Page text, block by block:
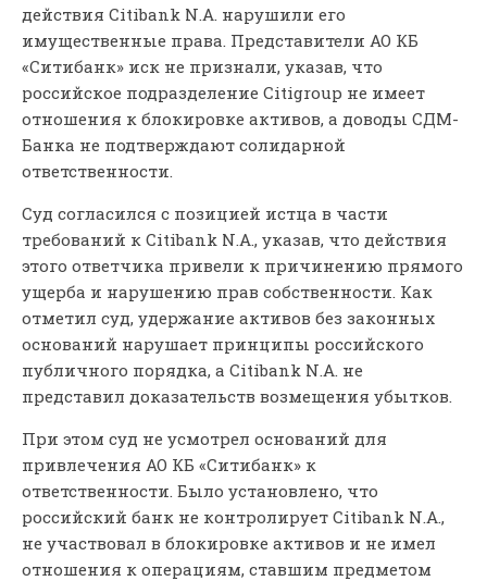
действия Citibank N.A. нарушили его
имущественные права. Представители АО КБ
«Ситибанк» иск не признали, указав, что
российское подразделение Citigroup не имеет
отношения к блокировке активов, а доводы СДМ-
Банка не подтверждают солидарной
ответственности.
Суд согласился с позицией истца в части
требований к Citibank N.A., указав, что действия
этого ответчика привели к причинению прямого
ущерба и нарушению прав собственности. Как
отметил суд, удержание активов без законных
оснований нарушает принципы российского
публичного порядка, а Citibank N.A. не
представил доказательств возмещения убытков.
При этом суд не усмотрел оснований для
привлечения АО КБ «Ситибанк» к
ответственности. Было установлено, что
российский банк не контролирует Citibank N.A.,
не участвовал в блокировке активов и не имел
отношения к операциям, ставшим предметом